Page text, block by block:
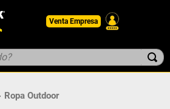
Venta Empresa
Ropa Outdoor
1. botin